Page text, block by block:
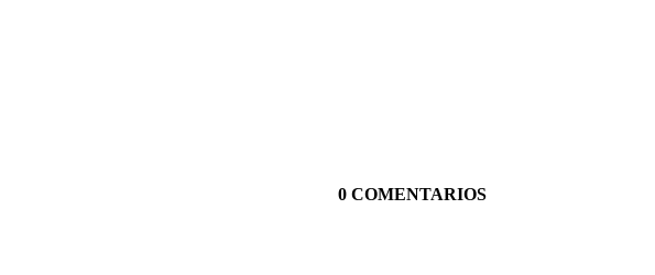
0 COMENTARIOS